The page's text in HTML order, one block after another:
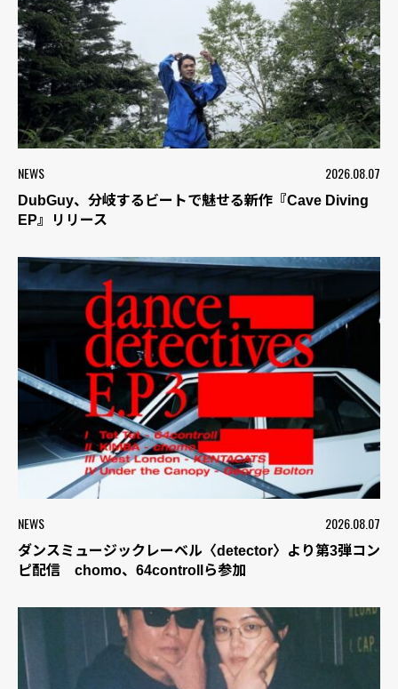
NEWS 2026.08.07
DubGuy、分岐するビートで魅せる新作『Cave Diving
EP』リリース
NEWS 2026.08.07
ダンスミュージックレーベル〈detector〉より第3弾コン
ピ配信 chomo、64controllら参加